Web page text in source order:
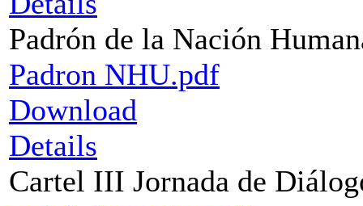
Padrón de la Nación
Padron NHU.pdf
Download
Details
Cartel III Jornada de